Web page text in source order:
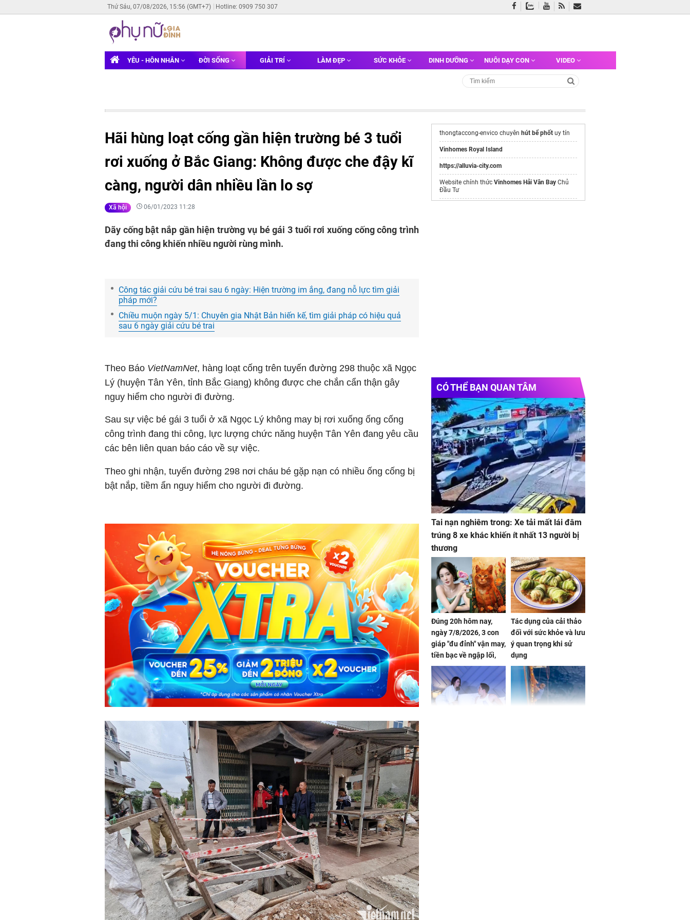
Thứ Sáu, 07/08/2026, 15:56 (GMT+7) Hotline: 0909 750 307
YÊU - HÔN NHÂN ĐỜI SỐNG GIẢI TRÍ LÀM ĐẸP SỨC KHỎE DINH DƯỠNG NUÔI DẠY CON VIDEO
Hãi hùng loạt cống gần hiện trường bé 3 tuổi
rơi xuống ở Bắc Giang: Không được che đậy kĩ
càng, người dân nhiều lần lo sợ
Xã hội 06/01/2023 11:28
Dãy cống bật nắp gần hiện trường vụ bé gái 3 tuổi rơi xuống cống công trình
đang thi công khiến nhiều người rùng mình.
Công tác giải cứu bé trai sau 6 ngày: Hiện trường im ắng, đang nỗ lực tìm giải
pháp mới?
Chiều muộn ngày 5/1: Chuyên gia Nhật Bản hiến kế, tìm giải pháp có hiệu quả
sau 6 ngày giải cứu bé trai
Theo Báo VietNamNet, hàng loạt cống trên tuyến đường 298 thuộc xã Ngọc
Lý (huyện Tân Yên, tỉnh Bắc Giang) không được che chắn cẩn thận gây
nguy hiểm cho người đi đường.
Sau sự việc bé gái 3 tuổi ở xã Ngọc Lý không may bị rơi xuống ống cống
công trình đang thi công, lực lượng chức năng huyện Tân Yên đang yêu cầu
các bên liên quan báo cáo về sự việc.
Theo ghi nhận, tuyến đường 298 nơi cháu bé gặp nạn có nhiều ống cống bị
bật nắp, tiềm ẩn nguy hiểm cho người đi đường.
thongtaccong-envico chuyên hút bể phốt uy tín
Vinhomes Royal Island
https://alluvia-city.com
Website chính thức Vinhomes Hải Vân Bay Chủ
Đầu Tư
CÓ THỂ BẠN QUAN TÂM
Tai nạn nghiêm trong: Xe tải mất lái đâm
trúng 8 xe khác khiến ít nhất 13 người bị
thương
Đúng 20h hôm nay,
ngày 7/8/2026, 3 con
giáp "đu đỉnh" vận may,
tiền bạc về ngập lối,
đón lộc ấm no, tình
tiền viên mãn
Tác dụng của cải thảo
đối với sức khỏe và lưu
ý quan trọng khi sử
dụng